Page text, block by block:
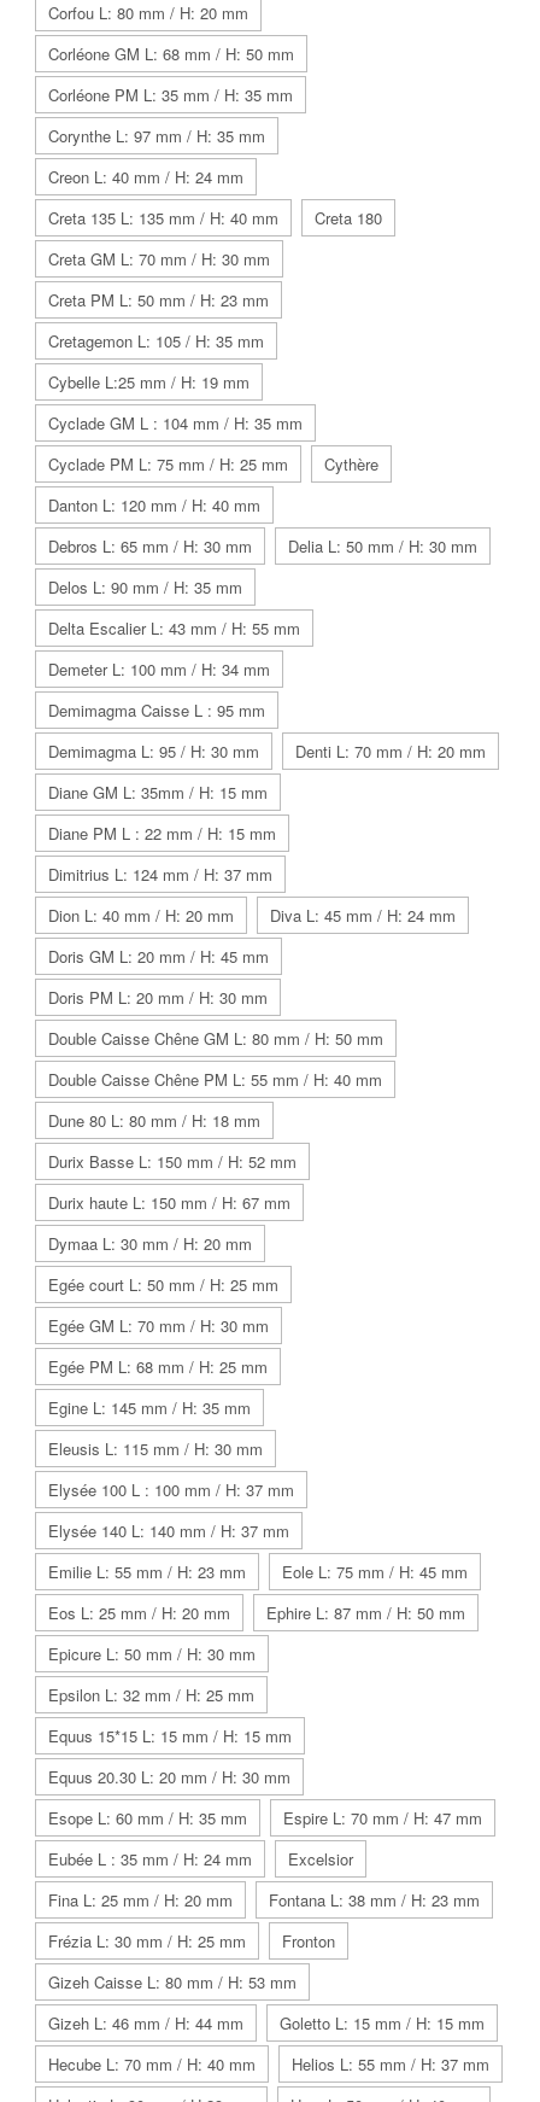
Corfou L: 80 mm / H: 20 mm
Corléone GM L: 68 mm / H: 50 mm
Corléone PM L: 35 mm / H: 35 mm
Corynthe L: 97 mm / H: 35 mm
Creon L: 40 mm / H: 24 mm
Creta 135 L: 135 mm / H: 40 mm
Creta 180
Creta GM L: 70 mm / H: 30 mm
Creta PM L: 50 mm / H: 23 mm
Cretagemon L: 105 / H: 35 mm
Cybelle L:25 mm / H: 19 mm
Cyclade GM L : 104 mm / H: 35 mm
Cyclade PM L: 75 mm / H: 25 mm
Cythère
Danton L: 120 mm / H: 40 mm
Debros L: 65 mm / H: 30 mm
Delia L: 50 mm / H: 30 mm
Delos L: 90 mm / H: 35 mm
Delta Escalier L: 43 mm / H: 55 mm
Demeter L: 100 mm / H: 34 mm
Demimagma Caisse L : 95 mm
Demimagma L: 95 / H: 30 mm
Denti L: 70 mm / H: 20 mm
Diane GM L: 35mm / H: 15 mm
Diane PM L : 22 mm / H: 15 mm
Dimitrius L: 124 mm / H: 37 mm
Dion L: 40 mm / H: 20 mm
Diva L: 45 mm / H: 24 mm
Doris GM L: 20 mm / H: 45 mm
Doris PM L: 20 mm / H: 30 mm
Double Caisse Chêne GM L: 80 mm / H: 50 mm
Double Caisse Chêne PM L: 55 mm / H: 40 mm
Dune 80 L: 80 mm / H: 18 mm
Durix Basse L: 150 mm / H: 52 mm
Durix haute L: 150 mm / H: 67 mm
Dymaa L: 30 mm / H: 20 mm
Egée court L: 50 mm / H: 25 mm
Egée GM L: 70 mm / H: 30 mm
Egée PM L: 68 mm / H: 25 mm
Egine L: 145 mm / H: 35 mm
Eleusis L: 115 mm / H: 30 mm
Elysée 100 L : 100 mm / H: 37 mm
Elysée 140 L: 140 mm / H: 37 mm
Emilie L: 55 mm / H: 23 mm
Eole L: 75 mm / H: 45 mm
Eos L: 25 mm / H: 20 mm
Ephire L: 87 mm / H: 50 mm
Epicure L: 50 mm / H: 30 mm
Epsilon L: 32 mm / H: 25 mm
Equus 15*15 L: 15 mm / H: 15 mm
Equus 20.30 L: 20 mm / H: 30 mm
Esope L: 60 mm / H: 35 mm
Espire L: 70 mm / H: 47 mm
Eubée L : 35 mm / H: 24 mm
Excelsior
Fina L: 25 mm / H: 20 mm
Fontana L: 38 mm / H: 23 mm
Frézia L: 30 mm / H: 25 mm
Fronton
Gizeh Caisse L: 80 mm / H: 53 mm
Gizeh L: 46 mm / H: 44 mm
Goletto L: 15 mm / H: 15 mm
Hecube L: 70 mm / H: 40 mm
Helios L: 55 mm / H: 37 mm